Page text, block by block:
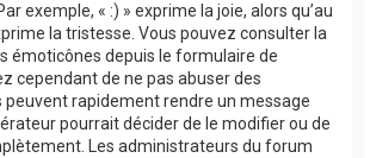
exemple, « :) » exprime la joie, alors qu’au
la tristesse. Vous pouvez consulter la
émoticônes depuis le formulaire de
cependant de ne pas abuser des
peuvent rapidement rendre un message
pourrait décider de le modifier ou de
Les administrateurs du forum